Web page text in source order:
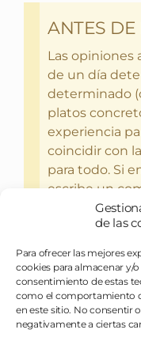
de las
Para ofrecer las mejores
cookies para almacenar y/
consentimiento de estas
como el comportamiento
en este sitio. No consentir
negativamente a ciertas
ANTES DE
Las opiniones
de un día
determinado
platos
experiencia
coincidir con
para todo. Si
escribe un
del bebercio